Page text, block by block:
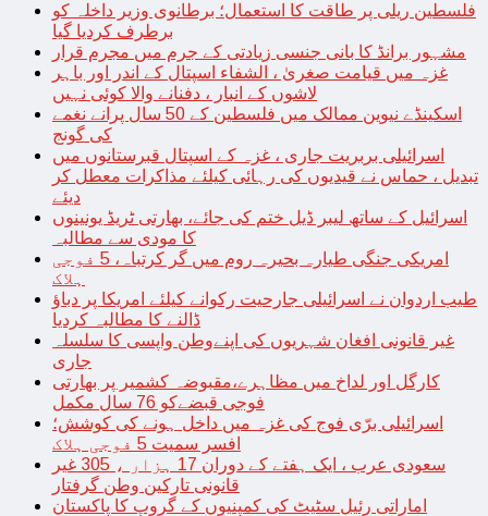
فلسطین ریلی پر طاقت کا استعمال؛ برطانوی وزیر داخلہ کو
برطرف کردیا گیا
مشہور برانڈ کا بانی جنسی زیادتی کے جرم میں مجرم قرار
غزہ میں قیامت صغریٰ ، الشفاء اسپتال کے اندر اور باہر
لاشوں کے انبار ، دفنانے والا کوئی نہیں
اسکینڈے نیوین ممالک میں فلسطین کے 50 سال پرانے نغمے
کی گونج
اسرائیلی بربریت جاری ، غزہ کے اسپتال قبرستانوں میں
تبدیل ، حماس نے قیدیوں کی رہائی کیلئے مذاکرات معطل کر
دیئے
اسرائیل کے ساتھ لیبر ڈیل ختم کی جائے، بھارتی ٹریڈ یونینوں
کا مودی سے مطالبہ
امریکی جنگی طیارہ بحیرہ روم میں گر کرتباہ، 5 فوجی
ہلاک
طیب اردوان نے اسرائیلی جارحیت رکوانے کیلئے امریکا پر دباؤ
ڈالنے کا مطالبہ کردیا
غیر قانونی افغان شہریوں کی اپنےوطن واپسی کا سلسلہ
جاری
کارگل اور لداخ میں مظاہرے،مقبوضہ کشمیر پر بھارتی
فوجی قبضےکو 76 سال مکمل
اسرائیلی برّی فوج کی غزہ میں داخل ہونے کی کوشش؛
افسر سمیت 5 فوجی ہلاک
سعودی عرب ، ایک ہفتے کے دوران 17 ہزار ، 305 غیر
قانونی تارکین وطن گرفتار
اماراتی رئیل سٹیٹ کی کمپنیوں کے گروپ کا پاکستان